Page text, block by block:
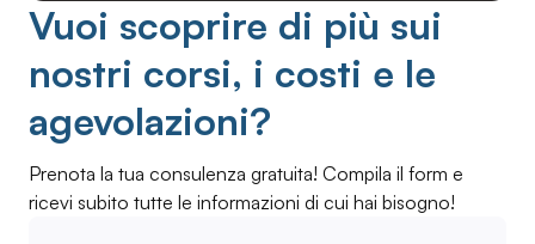
Vuoi scoprire di più sui
nostri corsi, i costi e le
agevolazioni?
Prenota la tua consulenza gratuita! Compila il form e
ricevi subito tutte le informazioni di cui hai bisogno!